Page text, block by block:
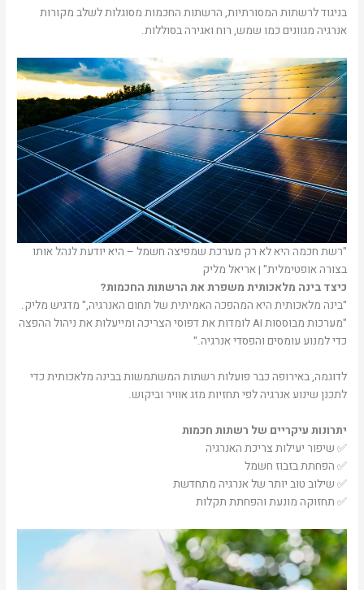
בניגוד לרשתות המסורתיות, הרשתות החכמות מסוגלות לשלב מקורות
אנרגיה מגוונים כמו שמש, רוח ואגירה בסוללות.
"רשת חכמה היא לא רק מערכת שמפיצה חשמל – היא יודעת לנהל אותו
בצורה אופטימלית" | אריאל מליק
כיצד בינה מלאכותית משפרת את הרשתות החכמות?
"בינה מלאכותית היא המהפכה האמיתית של תחום האנרגיה," מדגיש מליק.
"מערכות מבוססות AI לומדות את דפוסי הצריכה ומייעלות את ניהול ההפצה
כדי למנוע עומסים והפסדי אנרגיה."
לדוגמה, באירופה כבר פועלות רשתות המשתמשות בבינה מלאכותית כדי
לתכנן שינוע אנרגיה לפי תחזיות מזג אוויר וביקוש.
יתרונות עיקריים של רשתות חכמות
✅ שיפור יעילות צריכת האנרגיה
✅ הפחתת בזבוז חשמל
✅ שילוב טוב יותר של אנרגיה מתחדשת
✅ תחזוקה מונעת והפחתת תקלות